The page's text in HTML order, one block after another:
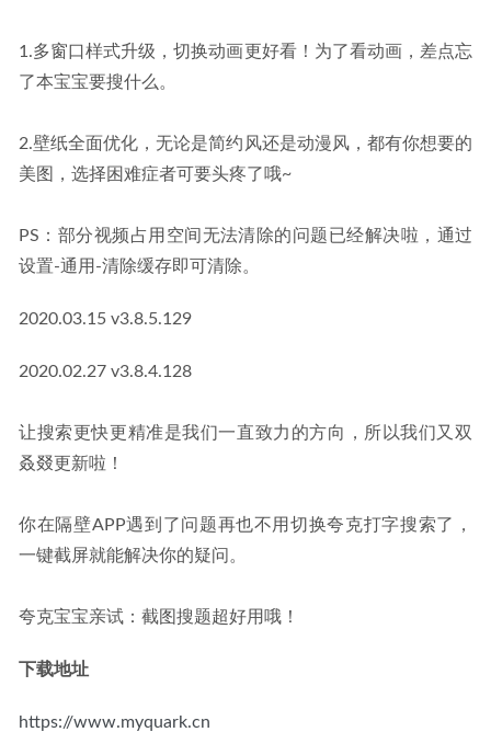
1.多窗口样式升级，切换动画更好看！为了看动画，差点忘
了本宝宝要搜什么。
2.壁纸全面优化，无论是简约风还是动漫风，都有你想要的
美图，选择困难症者可要头疼了哦~
PS：部分视频占用空间无法清除的问题已经解决啦，通过
设置-通用-清除缓存即可清除。
2020.03.15 v3.8.5.129
2020.02.27 v3.8.4.128
让搜索更快更精准是我们一直致力的方向，所以我们又双
叒叕更新啦！
你在隔壁APP遇到了问题再也不用切换夸克打字搜索了，
一键截屏就能解决你的疑问。
夸克宝宝亲试：截图搜题超好用哦！
下载地址
https://www.myquark.cn